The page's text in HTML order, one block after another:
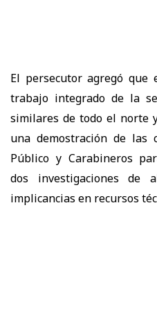
El persecutor agregó que
trabajo integrado de la
similares de todo el norte
una demostración de las
Público y Carabineros
dos investigaciones de
implicancias en recursos